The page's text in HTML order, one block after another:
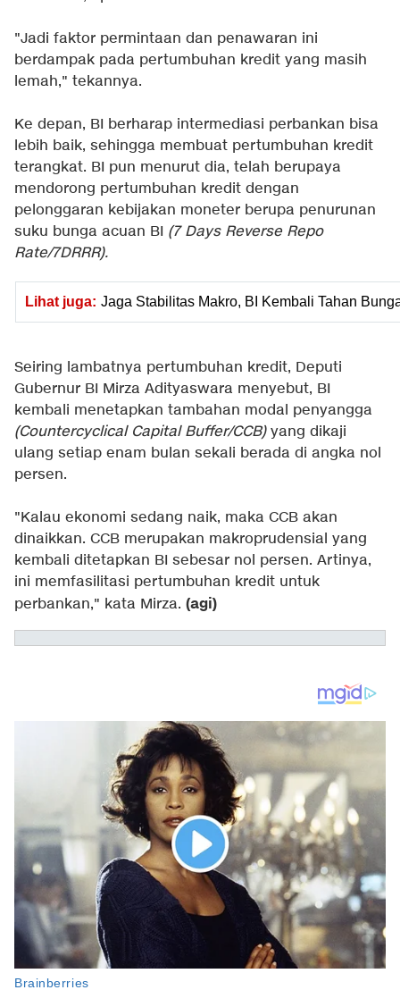
"Jadi faktor permintaan dan penawaran ini
berdampak pada pertumbuhan kredit yang masih
lemah," tekannya.
Ke depan, BI berharap intermediasi perbankan bisa
lebih baik, sehingga membuat pertumbuhan kredit
terangkat. BI pun menurut dia, telah berupaya
mendorong pertumbuhan kredit dengan
pelonggaran kebijakan moneter berupa penurunan
suku bunga acuan BI (7 Days Reverse Repo
Rate/7DRRR).
Lihat juga: Jaga Stabilitas Makro, BI Kembali Tahan
Seiring lambatnya pertumbuhan kredit, Deputi
Gubernur BI Mirza Adityaswara menyebut, BI
kembali menetapkan tambahan modal penyangga
(Countercyclical Capital Buffer/CCB)yang dikaji
ulang setiap enam bulan sekali berada di angka nol
persen.
"Kalau ekonomi sedang naik, maka CCB akan
dinaikkan. CCB merupakan makroprudensial yang
kembali ditetapkan BI sebesar nol persen. Artinya,
ini memfasilitasi pertumbuhan kredit untuk
perbankan," kata Mirza. (agi)